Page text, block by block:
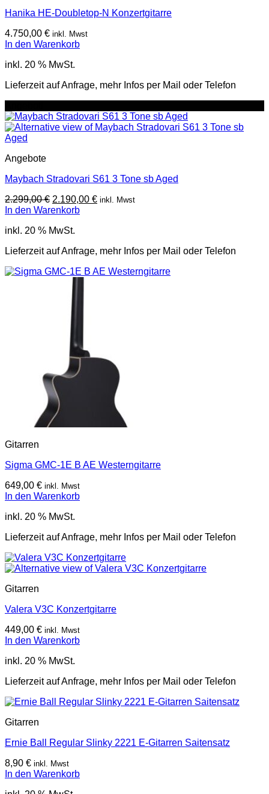
Hanika HE-Doubletop-N Konzertgitarre
4.750,00 € inkl. Mwst
In den Warenkorb
inkl. 20 % MwSt.
Lieferzeit auf Anfrage, mehr Infos per Mail oder Telefon
Angebote
Maybach Stradovari S61 3 Tone sb Aged
2.299,00€ Ursprünglicher
Preis
2.299,00 €
2.190,00 €Aktueller
inkl. Mwst
In den Warenkorb
inkl. 20 % MwSt.
Lieferzeit auf Anfrage, mehr Infos per Mail oder Telefon
Gitarren
Sigma GMC-1E B AE Westerngitarre
649,00 € inkl. Mwst
In den Warenkorb
inkl. 20 % MwSt.
Lieferzeit auf Anfrage, mehr Infos per Mail oder Telefon
Gitarren
Valera V3C Konzertgitarre
449,00 € inkl. Mwst
In den Warenkorb
inkl. 20 % MwSt.
Lieferzeit auf Anfrage, mehr Infos per Mail oder Telefon
Gitarren
Ernie Ball Regular Slinky 2221 E-Gitarren Saitensatz
8,90 € inkl. Mwst
In den Warenkorb